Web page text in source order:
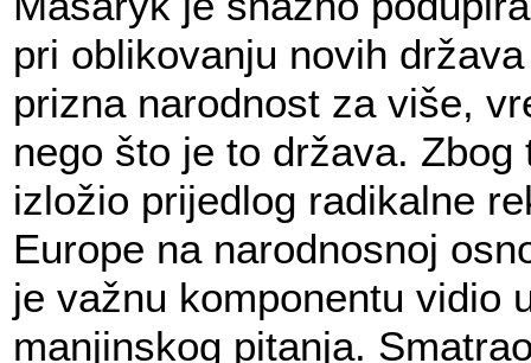
pri oblikovanju novih
prizna narodnost za više,
nego što je to država. Zbog
izložio prijedlog radikalne
Europe na narodnosnoj
je važnu komponentu vidio
manjinskog pitanja.